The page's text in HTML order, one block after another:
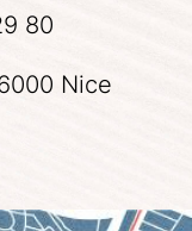
80
Nice